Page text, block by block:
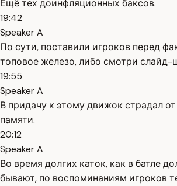
Ещё тех доинфляционных баксов.
19:42
Speaker A
По сути, поставили игроков перед
топовое железо, либо смотри слайд-
19:55
Speaker A
В придачу к этому движок страдал
памяти.
20:12
Speaker A
Во время долгих каток, как в батле
бывают, по воспоминаниям игроков